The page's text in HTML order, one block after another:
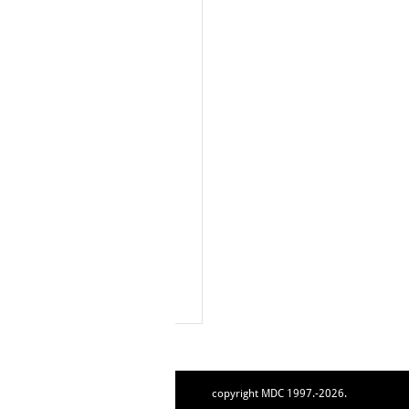
copyright MDC 1997.-2026.